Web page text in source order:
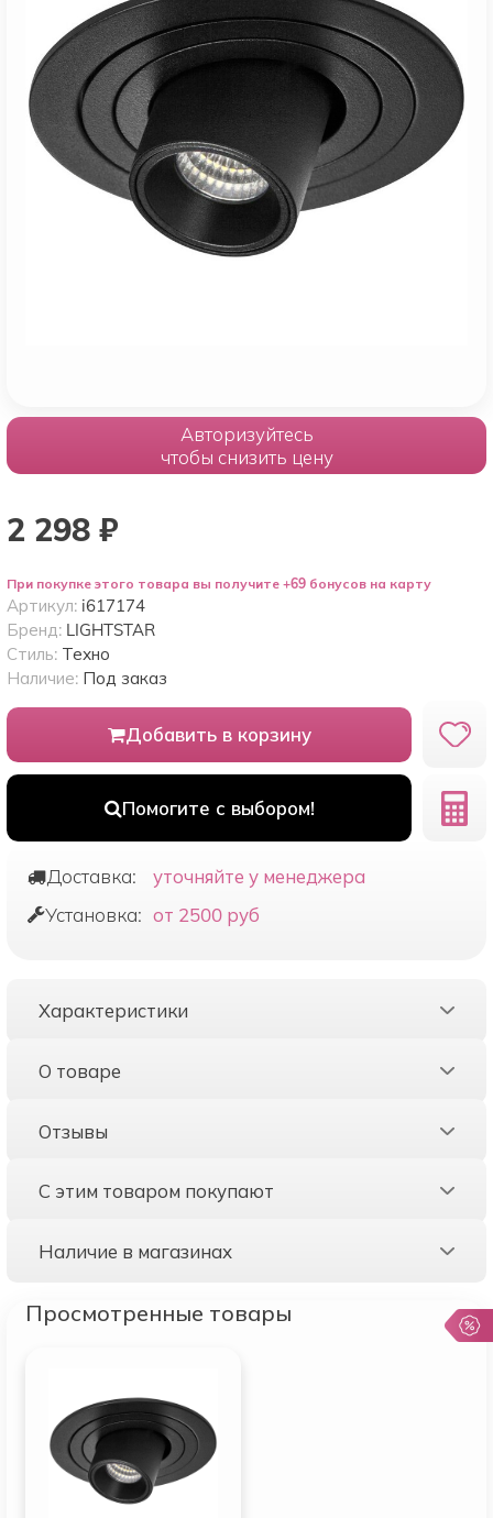
Авторизуйтесь
чтобы снизить цену
2 298 ₽
При покупке этого товара вы получите +69 бонусов на карту
Добавить в корзину
Помогите с выбором!
Артикул: i617174
Бренд: LIGHTSTAR
Стиль: Техно
Наличие: Под заказ
Доставка:
уточняйте у менеджера
Установка: от 2500 руб
Характеристики
О товаре
Отзывы
С этим товаром покупают
Наличие в магазинах
Просмотренные товары